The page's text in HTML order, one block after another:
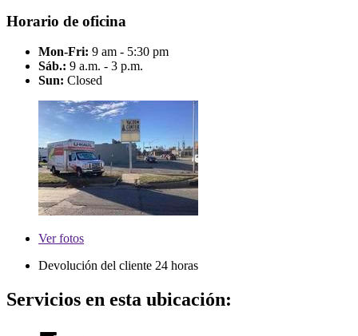
Horario de oficina
Mon-Fri: 9 am - 5:30 pm
Sáb.: 9 a.m. - 3 p.m.
Sun: Closed
Verfotos
Devolución del cliente 24 horas
Servicios en esta ubicación: